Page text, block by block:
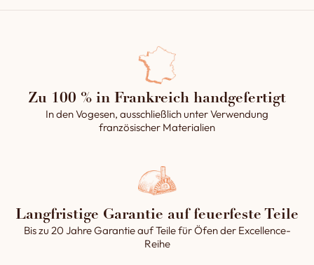
Zu 100 % in Frankreich handgefertigt
In den Vogesen, ausschließlich unter Verwendung
französischer Materialien
Langfristige Garantie auf feuerfeste Teile
Bis zu 20 Jahre Garantie auf Teile für Öfen der Excellence-
Reihe